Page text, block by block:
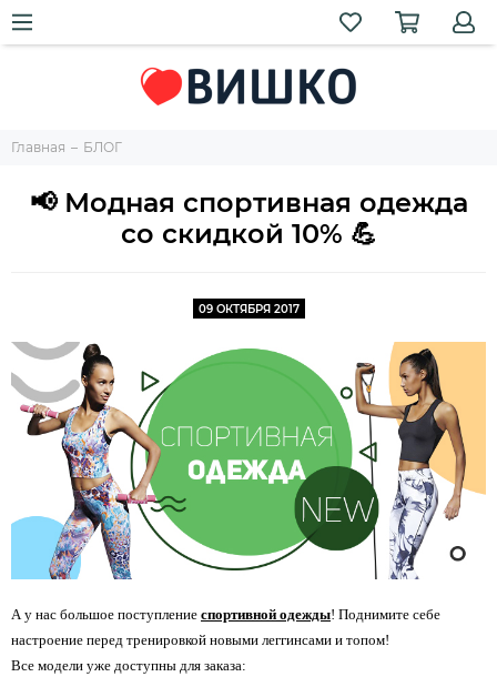
Главная БЛОГ
📢 Модная спортивная одежда
со скидкой 10% 💪
09 ОКТЯБРЯ 2017
А у нас большое поступление спортивной одежды! Поднимите себе
настроение перед тренировкой новыми леггинсами и топом!
Все модели уже доступны для заказа: